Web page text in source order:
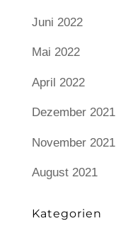
Juni 2022
Mai 2022
April 2022
Dezember 2021
November 2021
August 2021
Kategorien